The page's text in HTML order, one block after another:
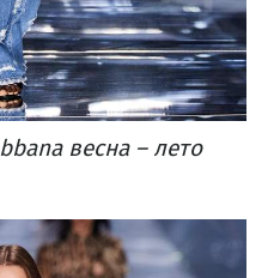
весна – лето